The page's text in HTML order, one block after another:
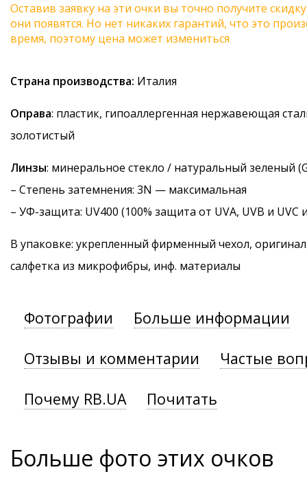
Оставив заявку на эти очки вы точно получите
они появятся. Но нет никаких гарантий, что это
время, поэтому цена может измениться
Страна производства: Италия
Оправа: пластик, гипоаллергенная нержавеющая
золотистый
Линзы: минеральное стекло / натуральный зеленый
– Степень затемнения: 3N — максимальная
– УФ-защита: UV400 (100% защита от UVA, UVB и UVC
В упаковке: укрепленный фирменный чехол,
салфетка из микрофибры, инф. материалы
Фотографии Больше информации
Отзывы и комментарии Частые
Почему RB.UA Почитать
Больше фото этих очков